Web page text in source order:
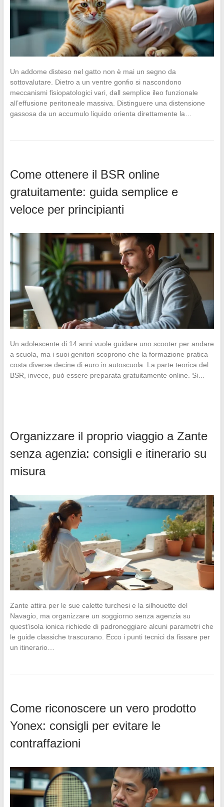
Un addome disteso nel gatto non è mai un segno da
sottovalutare. Dietro a un ventre gonfio si nascondono
meccanismi fisiopatologici vari, dall semplice ileo funzionale
all’effusione peritoneale massiva. Distinguere una distensione
gassosa da un accumulo liquido orienta direttamente la…
Come ottenere il BSR online
gratuitamente: guida semplice e
veloce per principianti
Un adolescente di 14 anni vuole guidare uno scooter per andare
a scuola, ma i suoi genitori scoprono che la formazione pratica
costa diverse decine di euro in autoscuola. La parte teorica del
BSR, invece, può essere preparata gratuitamente online. Si…
Organizzare il proprio viaggio a Zante
senza agenzia: consigli e itinerario su
misura
Zante attira per le sue calette turchesi e la silhouette del
Navagio, ma organizzare un soggiorno senza agenzia su
quest’isola ionica richiede di padroneggiare alcuni parametri che
le guide classiche trascurano. Ecco i punti tecnici da fissare per
un itinerario…
Come riconoscere un vero prodotto
Yonex: consigli per evitare le
contraffazioni